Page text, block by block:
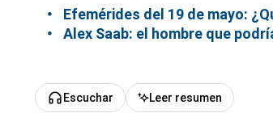
Efemérides del 19 de mayo:
Alex Saab: el hombre que
Escuchar Leer resumen